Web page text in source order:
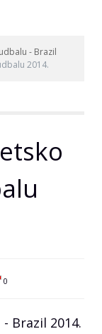
- Brazil
2014.
0
Brazil 2014.